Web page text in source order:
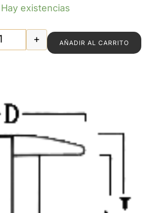
Hay existencias
REMACHES 4X7X7 CAJA MILLAR
+ AÑADIR AL CARRITO